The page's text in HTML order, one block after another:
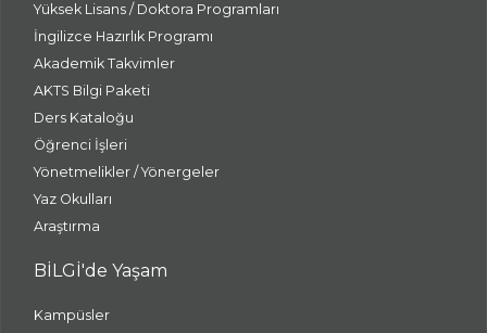
Yüksek Lisans / Doktora Programları
İngilizce Hazırlık Programı
Akademik Takvimler
AKTS Bilgi Paketi
Ders Kataloğu
Öğrenci İşleri
Yönetmelikler / Yönergeler
Yaz Okulları
Araştırma
BİLGİ'de Yaşam
Kampüsler